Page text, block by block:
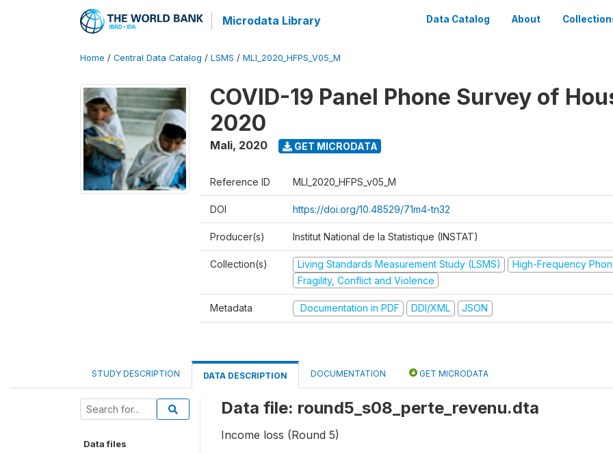
Microdata Library Data Catalog About
Home / Central Data Catalog / LSMS / MLI_2020_HFPS_V05_M
COVID-19 Panel Phone Survey of
2020
Mali, 2020 GET MICRODATA
Reference ID MLI_2020_HFPS_v05_M
DOI https://doi.org/10.48529/71m4-tn32
Producer(s) Institut National de la Statistique (INSTAT)
Collection(s) Living Standards Measurement Study (LSMS)
High-Frequency
Fragility, Conflict and Violence
Metadata Documentation in PDF DDI/XML JSON
STUDY DESCRIPTION DATA DESCRIPTION DOCUMENTATION GET MICRODATA
Data files
Data file: round5_s08_perte_revenu.dta
Income loss (Round 5)